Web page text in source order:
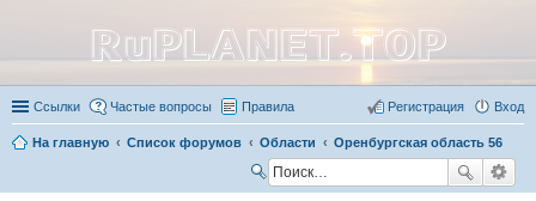
RuPLANET.TOP
Ссылки Частые вопросы Правила Вход
Регистрация
На главную Список форумов Области Оренбургская область 56